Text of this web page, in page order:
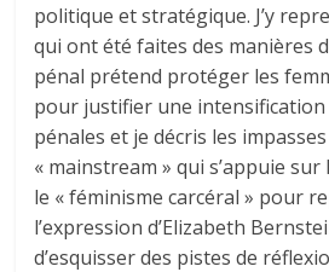
politique et stratégique. J’y
qui ont été faites des manières
pénal prétend protéger les
pour justifier une intensification
pénales et je décris les
« mainstream » qui s’appuie
le « féminisme carcéral » pour
l’expression d’Elizabeth
d’esquisser des pistes de